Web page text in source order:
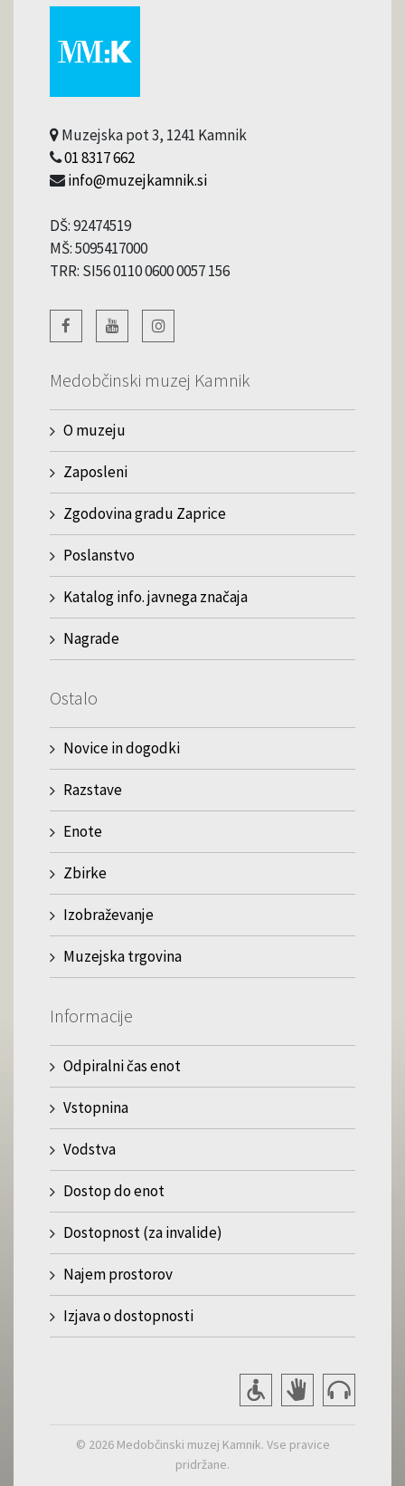
Muzejska pot 3, 1241 Kamnik
01 8317 662
info@muzejkamnik.si
DŠ: 92474519
MŠ: 5095417000
TRR: SI56 0110 0600 0057 156
Medobčinski muzej Kamnik
O muzeju
Zaposleni
Zgodovina gradu Zaprice
Poslanstvo
Katalog info. javnega značaja
Nagrade
Ostalo
Novice in dogodki
Razstave
Enote
Zbirke
Izobraževanje
Muzejska trgovina
Informacije
Odpiralni čas enot
Vstopnina
Vodstva
Dostop do enot
Dostopnost (za invalide)
Najem prostorov
Izjava o dostopnosti
© 2026 Medobčinski muzej Kamnik. Vse pravice
pridržane.